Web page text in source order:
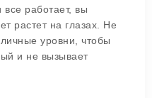
работает, вы
растет на глазах. Не
уровни, чтобы
и не вызывает